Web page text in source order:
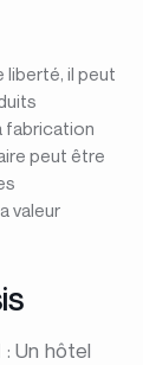
il peut
fabrication
peut être
valeur
: Un hôtel